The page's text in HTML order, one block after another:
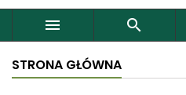
 
STRONA GŁÓWNA